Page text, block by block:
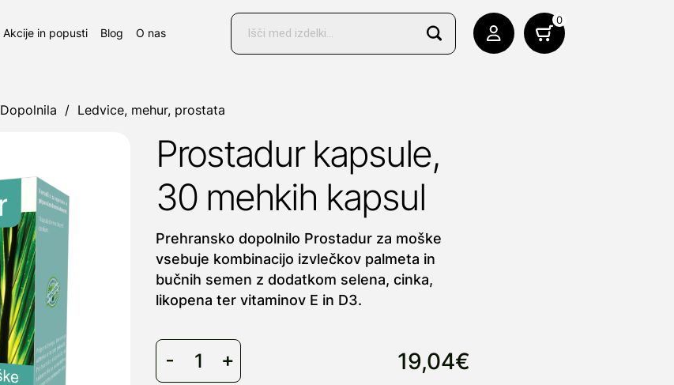
Akcije in popusti Blog O nas
Products
search
0
Dopolnila / Ledvice, mehur, prostata
Prostadur kapsule,
30 mehkih kapsul
Prehransko dopolnilo Prostadur za moške
vsebuje kombinacijo izvlečkov palmeta in
bučnih semen z dodatkom selena, cinka,
likopena ter vitaminov E in D3.
19,04€